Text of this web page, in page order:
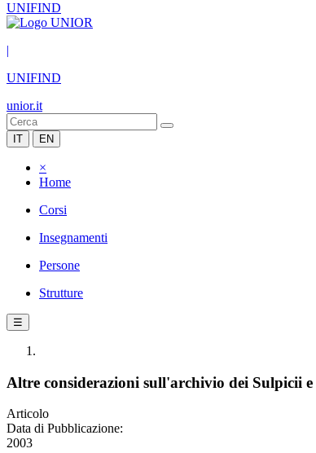
UNIFIND
|
UNIFIND
unior.it
IT EN
×
Home
Corsi
Insegnamenti
Persone
Strutture
☰
Altre considerazioni sull'archivio dei Sulpicii
Articolo
Data di Pubblicazione:
2003